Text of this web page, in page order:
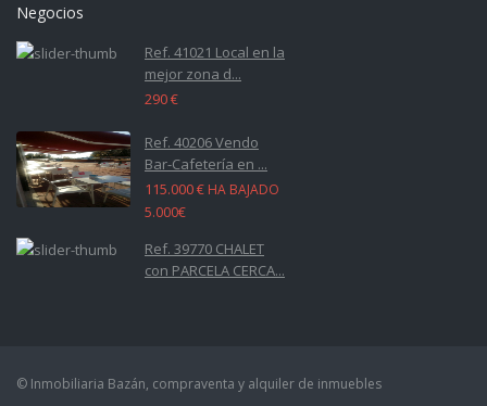
Negocios
Ref. 41021 Local en la
mejor zona d...
290 €
Ref. 40206 Vendo
Bar-Cafetería en ...
115.000 € HA BAJADO
5.000€
Ref. 39770 CHALET
con PARCELA CERCA...
© Inmobiliaria Bazán, compraventa y alquiler de inmuebles